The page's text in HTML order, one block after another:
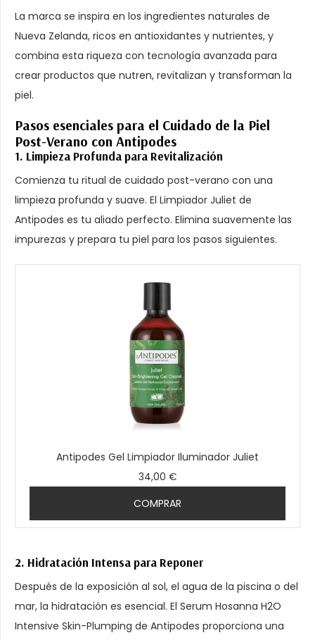
La marca se inspira en los ingredientes naturales de
Nueva Zelanda, ricos en antioxidantes y nutrientes, y
combina esta riqueza con tecnología avanzada para
crear productos que nutren, revitalizan y transforman la
piel.
Pasos esenciales para el Cuidado de la Piel
Post-Verano con Antipodes
1. Limpieza Profunda para Revitalización
Comienza tu ritual de cuidado post-verano con una
limpieza profunda y suave. El Limpiador Juliet de
Antipodes es tu aliado perfecto. Elimina suavemente las
impurezas y prepara tu piel para los pasos siguientes.
Antipodes Gel Limpiador Iluminador Juliet
34,00 €
COMPRAR
2. Hidratación Intensa para Reponer
Después de la exposición al sol, el agua de la piscina o del
mar, la hidratación es esencial. El Serum Hosanna H2O
Intensive Skin-Plumping de Antipodes proporciona una